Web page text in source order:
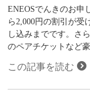
ENEOSでんきのお申
ら2,000円の割引が受
し込みまでです。さ
のペアチケットなど
この記事を読む